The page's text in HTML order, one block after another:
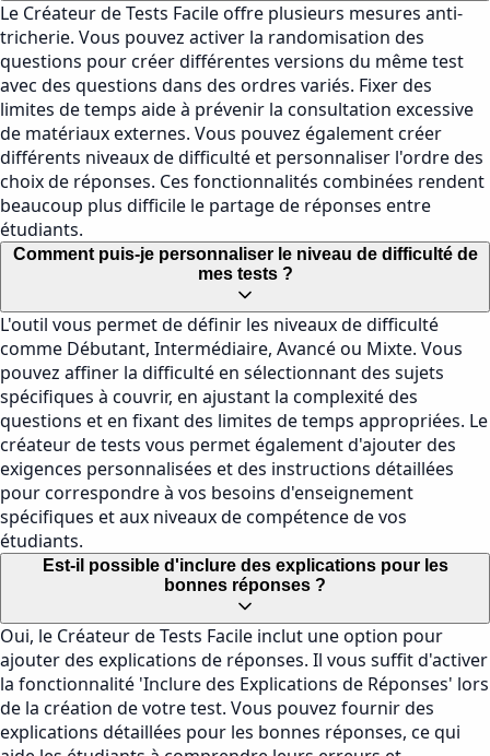
Le Créateur de Tests Facile offre plusieurs mesures anti-
tricherie. Vous pouvez activer la randomisation des
questions pour créer différentes versions du même test
avec des questions dans des ordres variés. Fixer des
limites de temps aide à prévenir la consultation excessive
de matériaux externes. Vous pouvez également créer
différents niveaux de difficulté et personnaliser l'ordre des
choix de réponses. Ces fonctionnalités combinées rendent
beaucoup plus difficile le partage de réponses entre
étudiants.
Comment puis-je personnaliser le niveau de difficulté de
mes tests ?
L'outil vous permet de définir les niveaux de difficulté
comme Débutant, Intermédiaire, Avancé ou Mixte. Vous
pouvez affiner la difficulté en sélectionnant des sujets
spécifiques à couvrir, en ajustant la complexité des
questions et en fixant des limites de temps appropriées. Le
créateur de tests vous permet également d'ajouter des
exigences personnalisées et des instructions détaillées
pour correspondre à vos besoins d'enseignement
spécifiques et aux niveaux de compétence de vos
étudiants.
Est-il possible d'inclure des explications pour les
bonnes réponses ?
Oui, le Créateur de Tests Facile inclut une option pour
ajouter des explications de réponses. Il vous suffit d'activer
la fonctionnalité 'Inclure des Explications de Réponses' lors
de la création de votre test. Vous pouvez fournir des
explications détaillées pour les bonnes réponses, ce qui